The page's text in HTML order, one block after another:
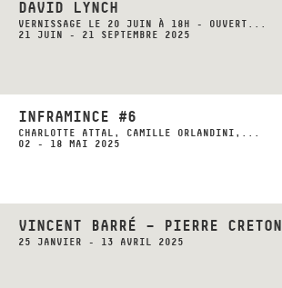
DAVID LYNCH
VERNISSAGE LE 20 JUIN À 18H - OUVERT...
21 JUIN - 21 SEPTEMBRE 2025
INFRAMINCE #6
CHARLOTTE ATTAL, CAMILLE ORLANDINI,...
02 - 18 MAI 2025
VINCENT BARRÉ – PIERRE CRETON
25 JANVIER - 13 AVRIL 2025